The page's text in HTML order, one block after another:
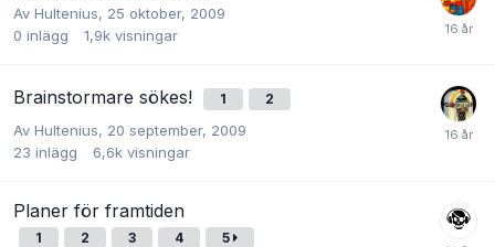
Av Hultenius, 25 oktober, 2009
0 inlägg 1,9k visningar
Brainstormare sökes! 1 2
Av Hultenius, 20 september, 2009
23 inlägg 6,6k visningar
Planer för framtiden
1 2 3 4 5